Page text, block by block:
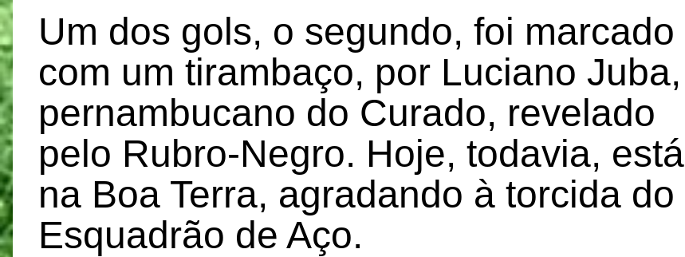
Um dos gols, o segundo, foi marcado
com um tirambaço, por Luciano Juba,
pernambucano do Curado, revelado
pelo Rubro-Negro. Hoje, todavia, está
na Boa Terra, agradando à torcida do
Esquadrão de Aço.